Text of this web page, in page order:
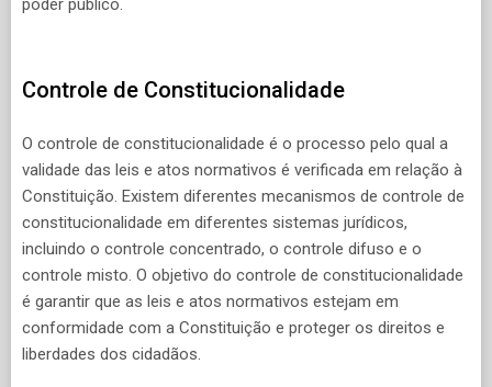
poder público.
Controle de Constitucionalidade
O controle de constitucionalidade é o processo pelo qual a
validade das leis e atos normativos é verificada em relação à
Constituição. Existem diferentes mecanismos de controle de
constitucionalidade em diferentes sistemas jurídicos,
incluindo o controle concentrado, o controle difuso e o
controle misto. O objetivo do controle de constitucionalidade
é garantir que as leis e atos normativos estejam em
conformidade com a Constituição e proteger os direitos e
liberdades dos cidadãos.